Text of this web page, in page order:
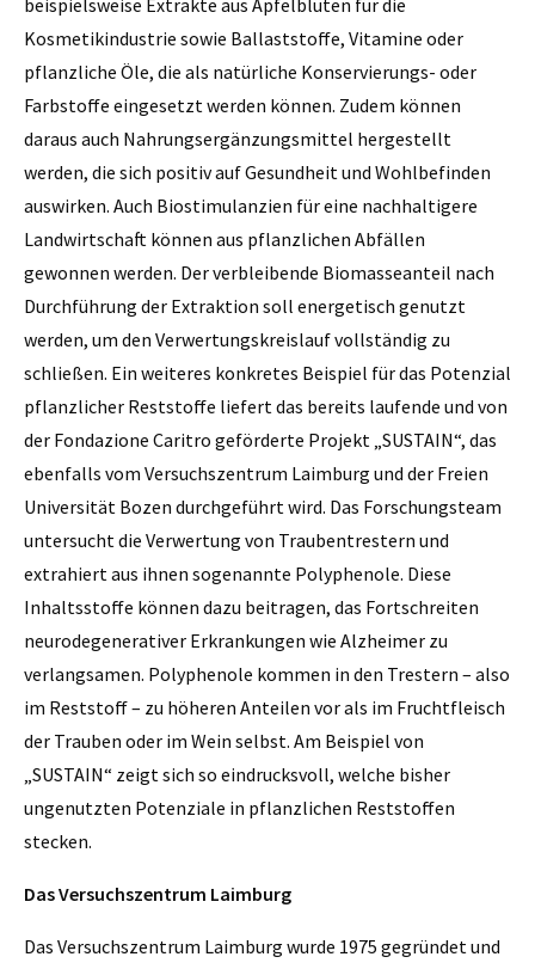
beispielsweise Extrakte aus Apfelblüten für die
Kosmetikindustrie sowie Ballaststoffe, Vitamine oder
pflanzliche Öle, die als natürliche Konservierungs- oder
Farbstoffe eingesetzt werden können. Zudem können
daraus auch Nahrungsergänzungsmittel hergestellt
werden, die sich positiv auf Gesundheit und Wohlbefinden
auswirken. Auch Biostimulanzien für eine nachhaltigere
Landwirtschaft können aus pflanzlichen Abfällen
gewonnen werden. Der verbleibende Biomasseanteil nach
Durchführung der Extraktion soll energetisch genutzt
werden, um den Verwertungskreislauf vollständig zu
schließen. Ein weiteres konkretes Beispiel für das Potenzial
pflanzlicher Reststoffe liefert das bereits laufende und von
der Fondazione Caritro geförderte Projekt „SUSTAIN“, das
ebenfalls vom Versuchszentrum Laimburg und der Freien
Universität Bozen durchgeführt wird. Das Forschungsteam
untersucht die Verwertung von Traubentrestern und
extrahiert aus ihnen sogenannte Polyphenole. Diese
Inhaltsstoffe können dazu beitragen, das Fortschreiten
neurodegenerativer Erkrankungen wie Alzheimer zu
verlangsamen. Polyphenole kommen in den Trestern – also
im Reststoff – zu höheren Anteilen vor als im Fruchtfleisch
der Trauben oder im Wein selbst. Am Beispiel von
„SUSTAIN“ zeigt sich so eindrucksvoll, welche bisher
ungenutzten Potenziale in pflanzlichen Reststoffen
stecken.
Das Versuchszentrum Laimburg
Das Versuchszentrum Laimburg wurde 1975 gegründet und